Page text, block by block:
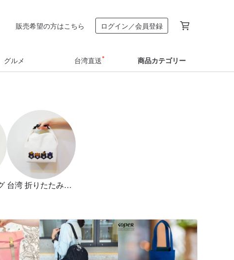
販売希望の方はこちら ログイン／会員登録
グルメ 台湾直送 商品カテゴリー
台湾 折りたたみバッグ